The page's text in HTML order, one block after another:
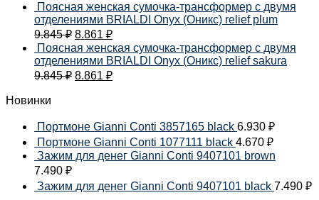
Поясная женская сумочка-трансформер с двумя
отделениями BRIALDI Onyx (Оникс) relief plum
9.845₽ 8.861 ₽
Поясная женская сумочка-трансформер с двумя
отделениями BRIALDI Onyx (Оникс) relief sakura
9.845₽ 8.861 ₽
Новинки
Портмоне Gianni Conti 3857165 black 6.930 ₽
Портмоне Gianni Conti 1077111 black 4.670 ₽
Зажим для денег Gianni Conti 9407101 brown
7.490 ₽
Зажим для денег Gianni Conti 9407101 black 7.490 ₽